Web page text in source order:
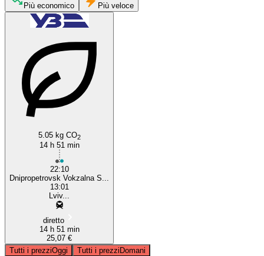
Più economico Più veloce
5.05 kg CO2
14 h 51 min
22:10
Dnipropetrovsk Vokzalna S...
13:01
Lviv...
diretto
14 h 51 min
25,07 €
Tutti i prezziOggi Tutti i prezziDomani